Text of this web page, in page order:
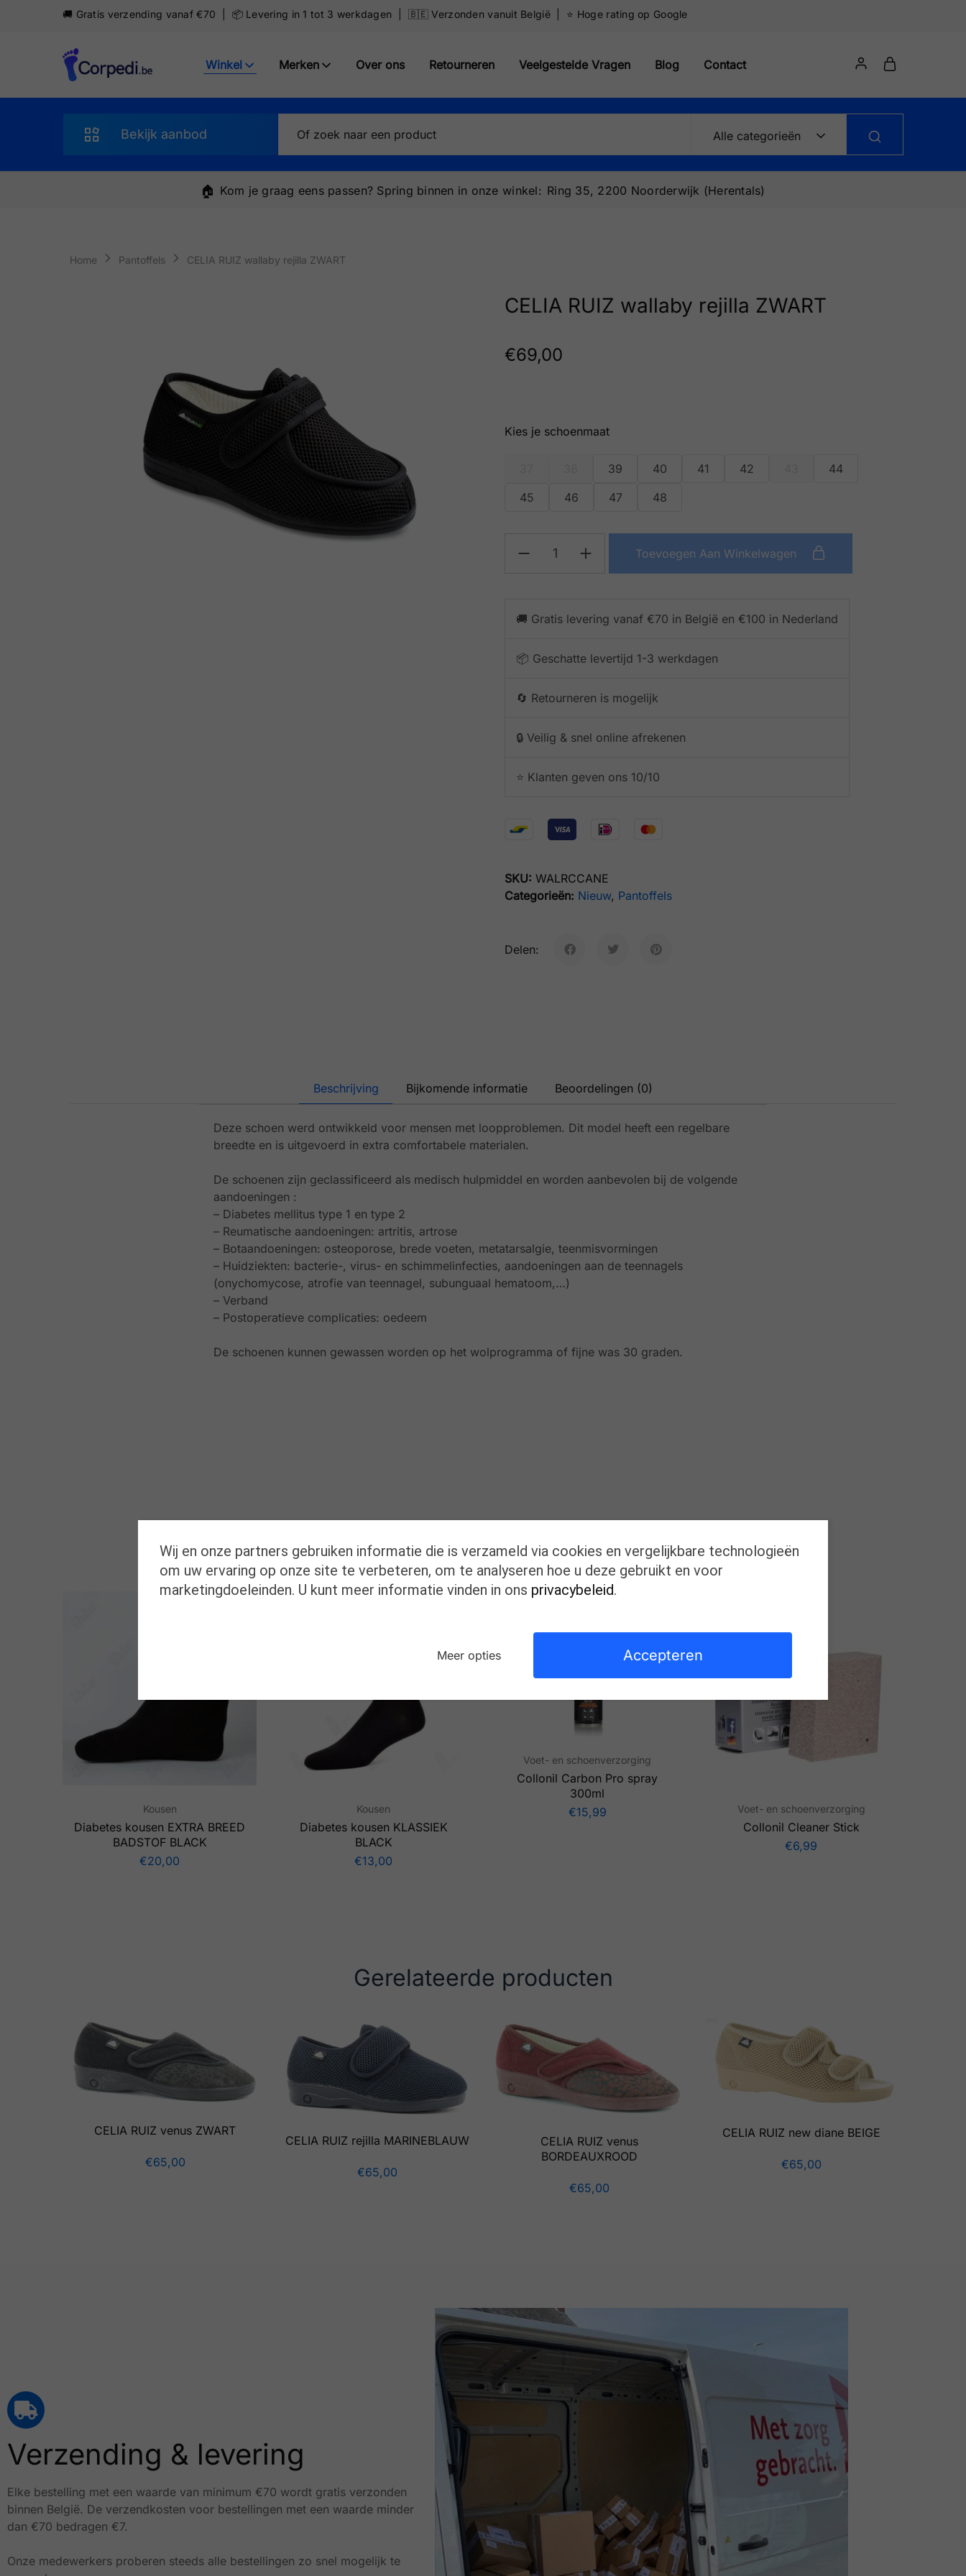
🚚 Gratis verzending vanaf €70 | 📦 Levering in 1 tot 3 werkdagen | 🇧🇪 Verzonden vanuit België | ⭐️ Hoge rating op Google
Corpedi Winkel Merken Over ons Retourneren Veelgestelde Vragen Blog Contact
Bekijk aanbod
Voet- en schoenverzorging
Alle categorieën
🏠 Kom je graag eens passen? Spring binnen in onze winkel: Ring 35, 2200 Noorderwijk (Herentals)
Home Pantoffels CELIA RUIZ wallaby rejilla ZWART
CELIA RUIZ wallaby rejilla ZWART
€69,00
schoenmaat
39 40 41 42
44
45
46 47 48
Toevoegen Aan Winkelwagen
🚚 Gratis levering vanaf €70 in België en €100 in Nederland
📦 Geschatte levertijd 1-3 werkdagen
🔄 Retourneren is mogelijk
🔒 Veilig & snel online afrekenen
⭐️ Klanten geven ons 10/10
SKU: WALRCCANE
Categorieën: Nieuw, Pantoffels
Delen:
Beschrijving Bijkomende informatie Beoordelingen (0)
Deze schoen werd ontwikkeld voor mensen met loopproblemen. Dit model heeft een regelbare
breedte en is uitgevoerd in extra comfortabele materialen.
De schoenen zijn geclassificeerd als medisch hulpmiddel en worden aanbevolen bij de volgende
aandoeningen :
– Diabetes mellitus type 1 en type 2
– Reumatische aandoeningen: artritis, artrose
– Botaandoeningen: osteoporose, brede voeten, metatarsalgie, teenmisvormingen
– Huidziekten: bacterie-, virus- en schimmelinfecties, aandoeningen aan de teennagels
(onychomycose, atrofie van teennagel, subunguaal hematoom,…)
– Verband
– Postoperatieve complicaties: oedeem
De schoenen kunnen gewassen worden op het wolprogramma of fijne was 30 graden.
Kousen
Diabetes kousen EXTRA BREED
BADSTOF BLACK
€20,00
Kousen
Diabetes kousen KLASSIEK
BLACK
€13,00
Voet- en schoenverzorging
Collonil Carbon Pro spray
300ml
€15,99 Voet- en schoenverzorging
Collonil Cleaner Stick
€6,99
Gerelateerde producten
CELIA RUIZ venus ZWART
€65,00
CELIA RUIZ rejilla MARINEBLAUW
€65,00
CELIA RUIZ venus
BORDEAUXROOD
€65,00
CELIA RUIZ new diane BEIGE
€65,00
Verzending & levering
Elke bestelling met een waarde van minimum €70 wordt gratis verzonden
binnen België. De verzendkosten voor bestellingen met een waarde minder
dan €70 bedragen €7.
Onze medewerkers proberen steeds alle bestellingen zo snel mogelijk te
Wij en onze partners gebruiken informatie die is verzameld via cookies en vergelijkbare technologieën
om uw ervaring op onze site te verbeteren, om te analyseren hoe u deze gebruikt en voor
marketingdoeleinden. U kunt meer informatie vinden in ons privacybeleid.
Meer opties Accepteren